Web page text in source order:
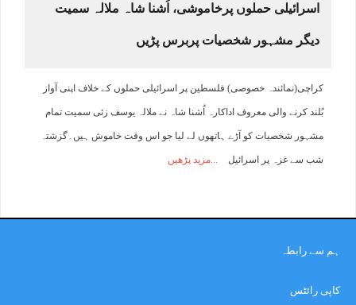
اسرائیلی حملوں پرخاموشی، اُشنا شاہ ملالہ سمیت
دیگر مشہور شخصیات پربرس پڑیں
کراچی(نمائندہ خصوصی) فلسطین پر اسرائیلی حملوں کے خلاف اپنی آواز
بُلند کرنے والی معروف اداکارہ اُشنا شاہ نے ملالہ یوسف زئی سمیت تمام
مشہور شخصیات کو آڑے ہاتھوں لے لیا جو اس وقت خاموش ہیں۔گزشتہ
شب سے غزہ پر اسرائیل مزید پڑھیں
ہم سے رابطہ
کاپی رائٹس